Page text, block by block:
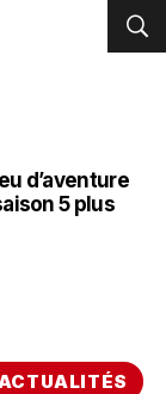
d’aventure
5 plus